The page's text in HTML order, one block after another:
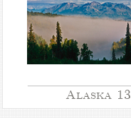
Alaska 13